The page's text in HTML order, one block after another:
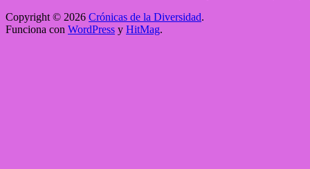
Copyright © 2026 Crónicas de la Diversidad.
Funciona con WordPress y HitMag.